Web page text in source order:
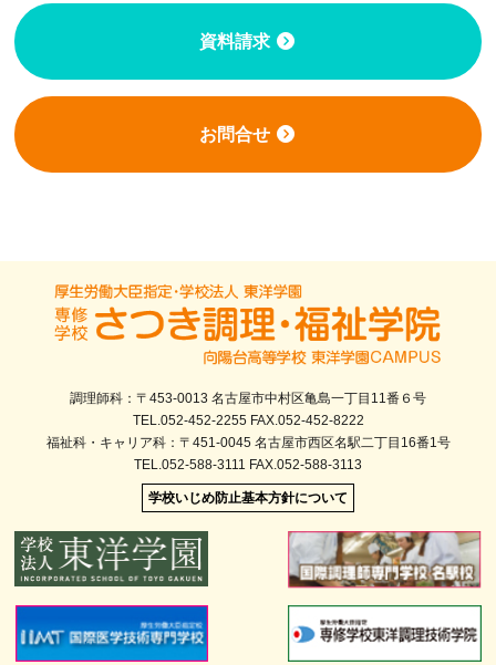
資料請求
お問合せ
調理師科：〒453-0013 名古屋市中村区亀島一丁目11番６号
TEL.052-452-2255 FAX.052-452-8222
福祉科・キャリア科：〒451-0045 名古屋市西区名駅二丁目16番1号
TEL.052-588-3111 FAX.052-588-3113
学校いじめ防止基本方針について